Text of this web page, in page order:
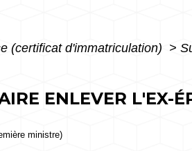
(certificat d'immatriculation) >
ENLEVER L'EX-
ministre)